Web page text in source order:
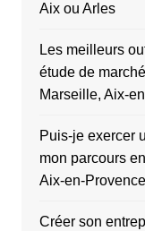
Aix ou Arles
Les meilleurs
étude de
Marseille, Aix-
Puis-je exercer
mon parcours
Aix-en-
Créer son